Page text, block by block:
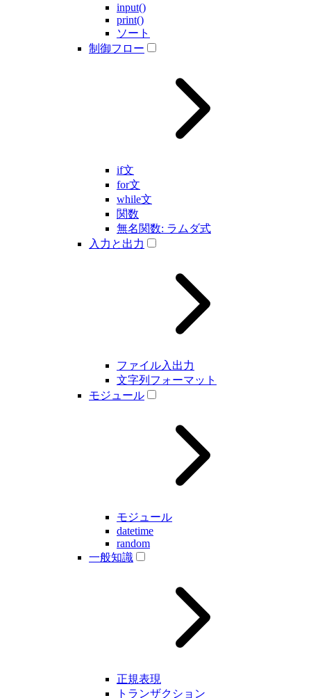
input()
print()
ソート
制御フロー
if文
for文
while文
関数
無名関数: ラムダ式
入力と出力
ファイル入出力
文字列フォーマット
モジュール
モジュール
datetime
random
一般知識
正規表現
トランザクション